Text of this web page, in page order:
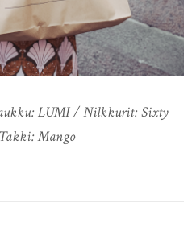
LUMI / Nilkkurit: Sixty
Mango